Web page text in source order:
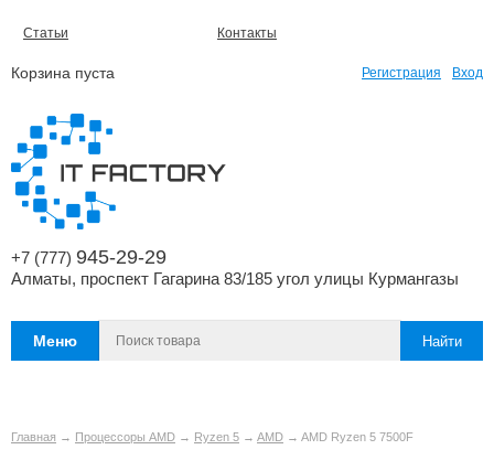
Статьи Контакты
Корзина пуста Регистрация Вход
+7 (777) 945-29-29
Алматы, проспект Гагарина 83/185 угол улицы Курмангазы
Меню
Главная → Процессоры AMD → Ryzen 5 → AMD → AMD Ryzen 5 7500F